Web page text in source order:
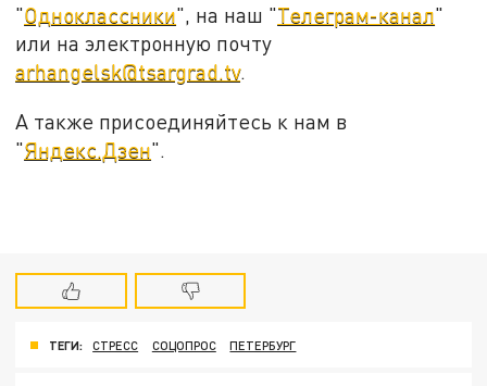
"Одноклассники", на наш "Телеграм-канал"
или на электронную почту
arhangelsk@tsargrad.tv.
А также присоединяйтесь к нам в
"Яндекс.Дзен".
ТЕГИ: СТРЕСС СОЦОПРОС ПЕТЕРБУРГ